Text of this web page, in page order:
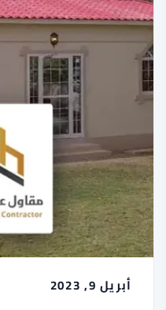
أبريل 9, 2023